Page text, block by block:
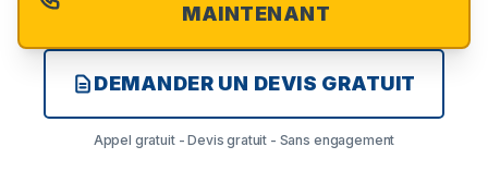
MAINTENANT
DEMANDER UN DEVIS GRATUIT
Appel gratuit - Devis gratuit - Sans engagement